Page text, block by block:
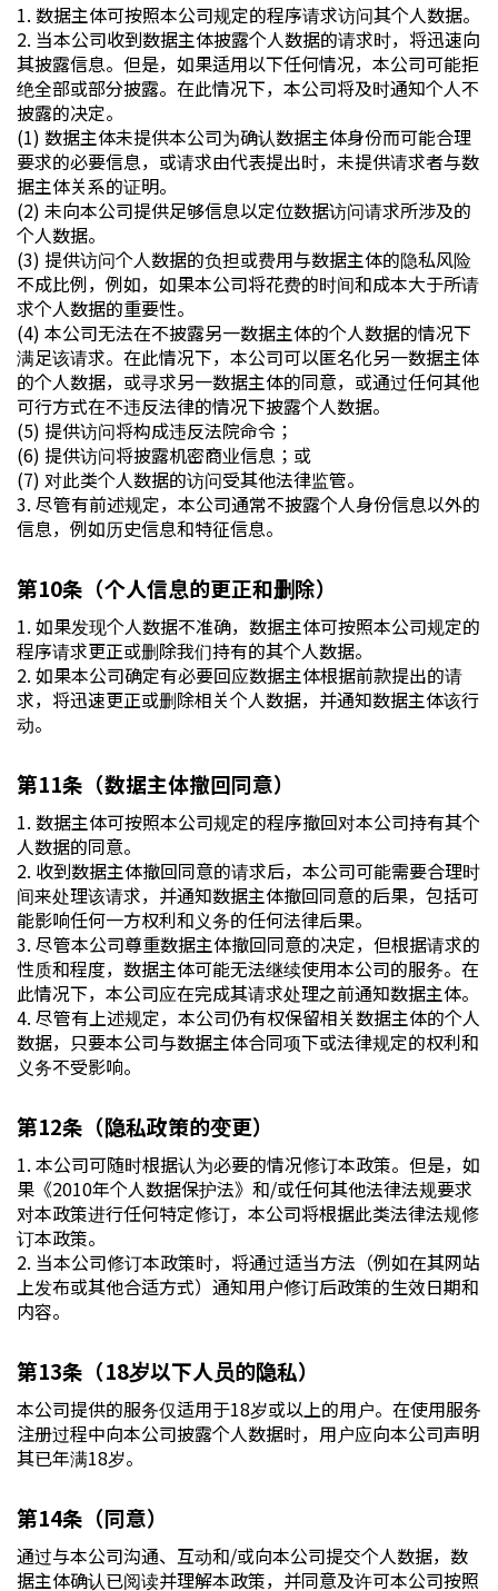
1. 数据主体可按照本公司规定的程序请求访问其个人数据。
2. 当本公司收到数据主体披露个人数据的请求时，将迅速向
其披露信息。但是，如果适用以下任何情况，本公司可能拒
绝全部或部分披露。在此情况下，本公司将及时通知个人不
披露的决定。
(1) 数据主体未提供本公司为确认数据主体身份而可能合理
要求的必要信息，或请求由代表提出时，未提供请求者与数
据主体关系的证明。
(2) 未向本公司提供足够信息以定位数据访问请求所涉及的
个人数据。
(3) 提供访问个人数据的负担或费用与数据主体的隐私风险
不成比例，例如，如果本公司将花费的时间和成本大于所请
求个人数据的重要性。
(4) 本公司无法在不披露另一数据主体的个人数据的情况下
满足该请求。在此情况下，本公司可以匿名化另一数据主体
的个人数据，或寻求另一数据主体的同意，或通过任何其他
可行方式在不违反法律的情况下披露个人数据。
(5) 提供访问将构成违反法院命令；
(6) 提供访问将披露机密商业信息；或
(7) 对此类个人数据的访问受其他法律监管。
3. 尽管有前述规定，本公司通常不披露个人身份信息以外的
信息，例如历史信息和特征信息。
第10条（个人信息的更正和删除）
1. 如果发现个人数据不准确，数据主体可按照本公司规定的
程序请求更正或删除我们持有的其个人数据。
2. 如果本公司确定有必要回应数据主体根据前款提出的请
求，将迅速更正或删除相关个人数据，并通知数据主体该行
动。
第11条（数据主体撤回同意）
1. 数据主体可按照本公司规定的程序撤回对本公司持有其个
人数据的同意。
2. 收到数据主体撤回同意的请求后，本公司可能需要合理时
间来处理该请求，并通知数据主体撤回同意的后果，包括可
能影响任何一方权利和义务的任何法律后果。
3. 尽管本公司尊重数据主体撤回同意的决定，但根据请求的
性质和程度，数据主体可能无法继续使用本公司的服务。在
此情况下，本公司应在完成其请求处理之前通知数据主体。
4. 尽管有上述规定，本公司仍有权保留相关数据主体的个人
数据，只要本公司与数据主体合同项下或法律规定的权利和
义务不受影响。
第12条（隐私政策的变更）
1. 本公司可随时根据认为必要的情况修订本政策。但是，如
果《2010年个人数据保护法》和/或任何其他法律法规要求
对本政策进行任何特定修订，本公司将根据此类法律法规修
订本政策。
2. 当本公司修订本政策时，将通过适当方法（例如在其网站
上发布或其他合适方式）通知用户修订后政策的生效日期和
内容。
第13条（18岁以下人员的隐私）
本公司提供的服务仅适用于18岁或以上的用户。在使用服务
注册过程中向本公司披露个人数据时，用户应向本公司声明
其已年满18岁。
第14条（同意）
通过与本公司沟通、互动和/或向本公司提交个人数据，数
据主体确认已阅读并理解本政策，并同意及许可本公司按照